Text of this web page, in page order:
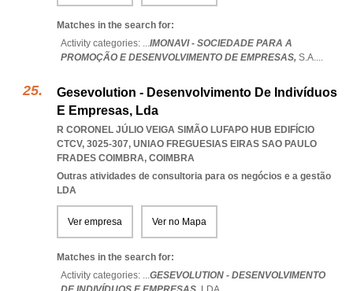
Matches in the search for:
Activity categories: ...IMONAVI - SOCIEDADE PARA A
PROMOÇÃO E DESENVOLVIMENTO DE EMPRESAS, S.A....
Gesevolution - Desenvolvimento De Indivíduos
E Empresas, Lda
R CORONEL JÚLIO VEIGA SIMÃO LUFAPO HUB EDIFÍCIO
CTCV, 3025-307, UNIAO FREGUESIAS EIRAS SAO PAULO
FRADES COIMBRA, COIMBRA
Outras atividades de consultoria para os negócios e a gestão
LDA
Ver empresa Ver no Mapa
Matches in the search for:
Activity categories: ...GESEVOLUTION - DESENVOLVIMENTO